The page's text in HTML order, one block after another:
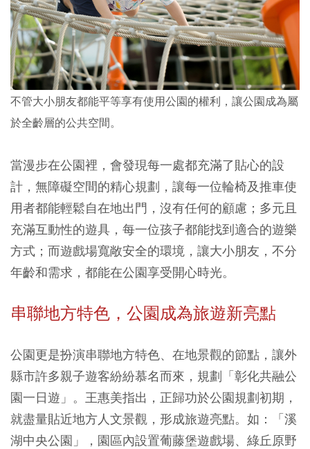
不管大小朋友都能平等享有使用公園的權利，讓公園成為屬
於全齡層的公共空間。
當漫步在公園裡，會發現每一處都充滿了貼心的設
計，無障礙空間的精心規劃，讓每一位輪椅及推車使
用者都能輕鬆自在地出門，沒有任何的顧慮；多元且
充滿互動性的遊具，每一位孩子都能找到適合的遊樂
方式；而遊戲場寬敞安全的環境，讓大小朋友，不分
年齡和需求，都能在公園享受開心時光。
串聯地方特色，公園成為旅遊新亮點
公園更是扮演串聯地方特色、在地景觀的節點，讓外
縣市許多親子遊客紛紛慕名而來，規劃「彰化共融公
園一日遊」。王惠美指出，正歸功於公園規劃初期，
就盡量貼近地方人文景觀，形成旅遊亮點。如：「溪
湖中央公園」，園區內設置葡藤堡遊戲場、綠丘原野